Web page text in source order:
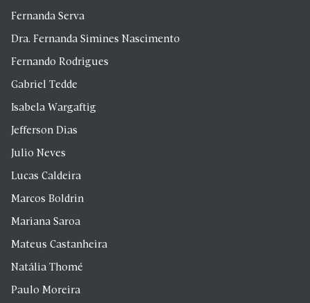
Fernanda Serva
Dra. Fernanda Simines Nascimento
Fernando Rodrigues
Gabriel Tedde
Isabela Wargaftig
Jefferson Dias
Julio Neves
Lucas Caldeira
Marcos Boldrin
Mariana Saroa
Mateus Castanheira
Natália Thomé
Paulo Moreira